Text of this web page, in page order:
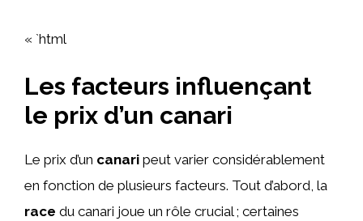
« `html
Les facteurs influençant
le prix d’un canari
Le prix d’un canari peut varier considérablement
en fonction de plusieurs facteurs. Tout d’abord, la
race du canari joue un rôle crucial ; certaines